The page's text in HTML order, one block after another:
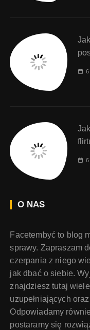
6
6
O NAS
Facetembyć to blog
sprawy. Zapraszam
czerpania z niego
jak dbać o siebie.
znajdziesz tutaj
uzupełniających
Odpowiadamy
postaramy się